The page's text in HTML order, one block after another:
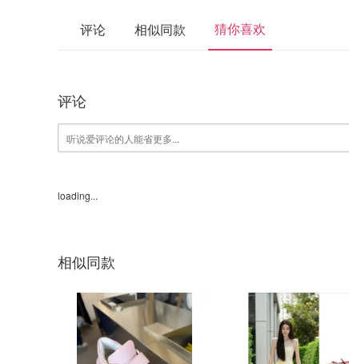
评论 相似同款 猜你喜欢
评论
loading...
相似同款